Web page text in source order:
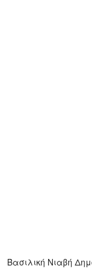
Βασιλική Νιαβή